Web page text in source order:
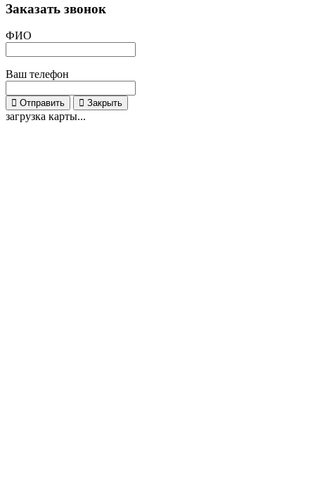
Заказать звонок
ФИО
Ваш телефон
Отправить Закрыть
загрузка карты...